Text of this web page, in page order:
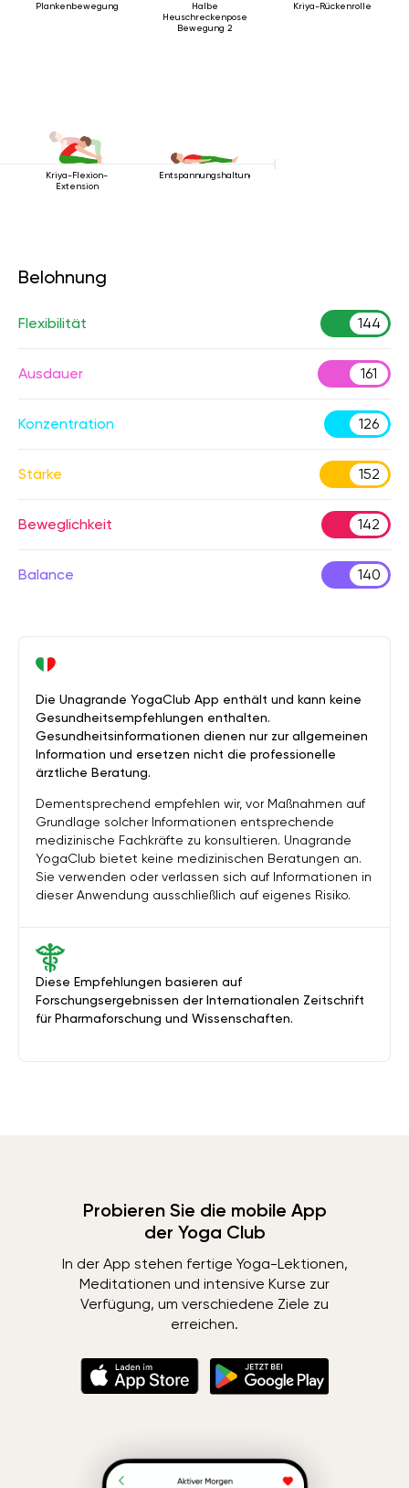
Plankenbewegung
Halbe
Heuschreckenpose
Bewegung 2
Kriya-Rückenrolle
Kriya-Flexion-
Extension
Entspannungshaltung
Belohnung
Flexibilität 144
Ausdauer 161
Konzentration 126
Stärke 152
Beweglichkeit 142
Balance 140
Diese Empfehlungen basieren auf
Forschungsergebnissen der Internationalen Zeitschrift
für Pharmaforschung und Wissenschaften.
Die Unagrande YogaClub App enthält und kann keine
Gesundheitsempfehlungen enthalten.
Gesundheitsinformationen dienen nur zur allgemeinen
Information und ersetzen nicht die professionelle
ärztliche Beratung.
Dementsprechend empfehlen wir, vor Maßnahmen auf
Grundlage solcher Informationen entsprechende
medizinische Fachkräfte zu konsultieren. Unagrande
YogaClub bietet keine medizinischen Beratungen an.
Sie verwenden oder verlassen sich auf Informationen in
dieser Anwendung ausschließlich auf eigenes Risiko.
Probieren Sie die mobile App
der Yoga Club
In der App stehen fertige Yoga-Lektionen,
Meditationen und intensive Kurse zur
Verfügung, um verschiedene Ziele zu
erreichen.